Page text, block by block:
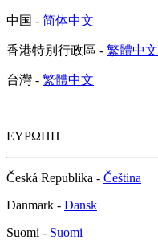
中国 - 简体中文
香港特別行政區 - 繁體中文
台灣 - 繁體中文
ΕΥΡΩΠΗ
Česká Republika - Čeština
Danmark - Dansk
Suomi - Suomi